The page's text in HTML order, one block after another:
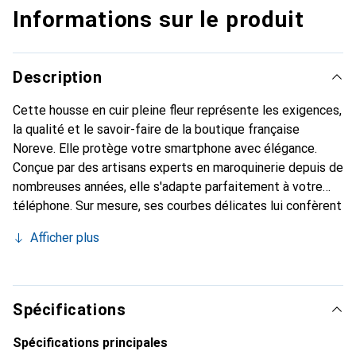
Informations sur le produit
Description
Cette housse en cuir pleine fleur représente les exigences,
la qualité et le savoir-faire de la boutique française
Noreve. Elle protège votre smartphone avec élégance.
Conçue par des artisans experts en maroquinerie depuis de
nombreuses années, elle s'adapte parfaitement à votre
téléphone. Sur mesure, ses courbes délicates lui confèrent
et indispensable pour votre smartphone. Reconnaître
marque Noreve est un choix sûr pour une clientèle
exigeante.
Afficher plus
Spécifications
Spécifications principales